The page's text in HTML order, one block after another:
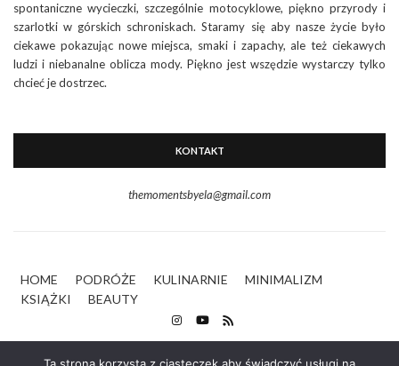
spontaniczne wycieczki, szczególnie motocyklowe, piękno przyrody i
szarlotki w górskich schroniskach. Staramy się aby nasze życie było
ciekawe pokazując nowe miejsca, smaki i zapachy, ale też ciekawych
ludzi i niebanalne oblicza mody. Piękno jest wszędzie wystarczy tylko
chcieć je dostrzec.
KONTAKT
themomentsbyela@gmail.com
HOME PODRÓŻE KULINARNIE
MINIMALIZM
KSIĄŻKI
BEAUTY